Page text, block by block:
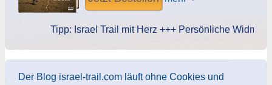
Tipp: Israel Trail mit Herz +++ Persönliche Widmung
Der Blog israel-trail.com läuft ohne Cookies und